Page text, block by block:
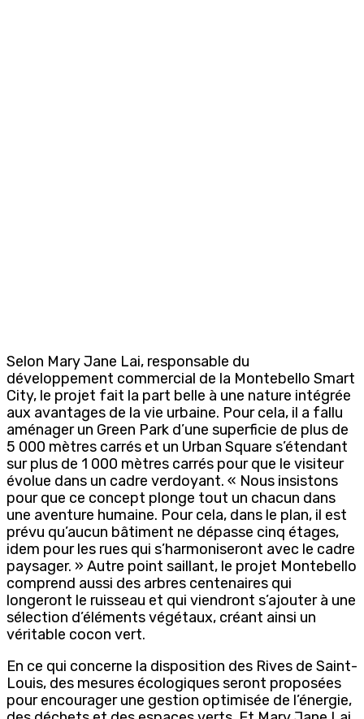
Selon Mary Jane Lai, responsable du
développement commercial de la Montebello Smart
City, le projet fait la part belle à une nature intégrée
aux avantages de la vie urbaine. Pour cela, il a fallu
aménager un Green Park d’une superficie de plus de
5 000 mètres carrés et un Urban Square s’étendant
sur plus de 1 000 mètres carrés pour que le visiteur
évolue dans un cadre verdoyant. « Nous insistons
pour que ce concept plonge tout un chacun dans
une aventure humaine. Pour cela, dans le plan, il est
prévu qu’aucun bâtiment ne dépasse cinq étages,
idem pour les rues qui s’harmoniseront avec le cadre
paysager. » Autre point saillant, le projet Montebello
comprend aussi des arbres centenaires qui
longeront le ruisseau et qui viendront s’ajouter à une
sélection d’éléments végétaux, créant ainsi un
véritable cocon vert.
En ce qui concerne la disposition des Rives de Saint-
Louis, des mesures écologiques seront proposées
pour encourager une gestion optimisée de l’énergie,